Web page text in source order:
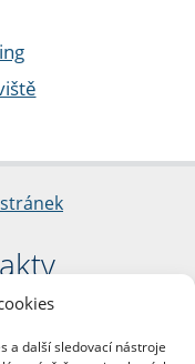
a další sledovací nástroje
1/2